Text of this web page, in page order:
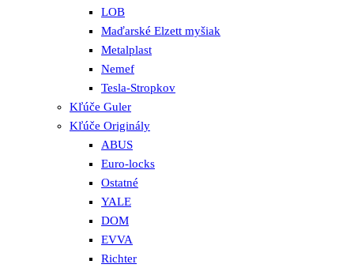
LOB
Maďarské Elzett myšiak
Metalplast
Nemef
Tesla-Stropkov
Kľúče Guler
Kľúče Originály
ABUS
Euro-locks
Ostatné
YALE
DOM
EVVA
Richter